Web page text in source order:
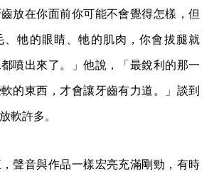
齒放在你面前你可能不會覺得怎樣，但
、牠的眼睛、牠的肌肉，你會拔腿就
噴出來了。」他說，「最銳利的那一
的東西，才會讓牙齒有力道。」談到
軟許多。
聲音與作品一樣宏亮充滿剛勁，有時